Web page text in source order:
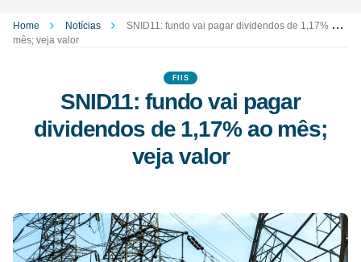
Home Notícias
SNID11: fundo vai pagar dividendos de 1,17% ao
mês; veja valor
FIIS
SNID11: fundo vai pagar
dividendos de 1,17% ao mês;
veja valor